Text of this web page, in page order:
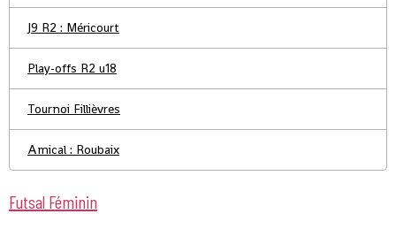
J9 R2 : Méricourt
Play-offs R2 u18
Tournoi Fillièvres
Amical : Roubaix
Futsal Féminin